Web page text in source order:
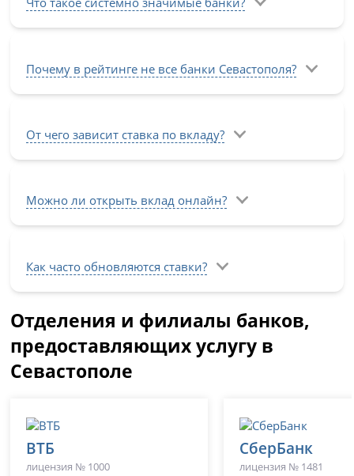
Почему в рейтинге не все банки Севастополя?
От чего зависит ставка по вкладу?
Можно ли открыть вклад онлайн?
Как часто обновляются ставки?
Отделения и филиалы банков,
предоставляющих услугу в
Севастополе
ВТБ
лицензия № 1000
СберБанк
лицензия № 1481